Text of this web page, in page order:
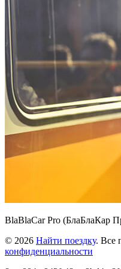
BlaBlaCar Pro (БлаБлаКар
© 2026 Найти поездку. Все
конфиденциальности